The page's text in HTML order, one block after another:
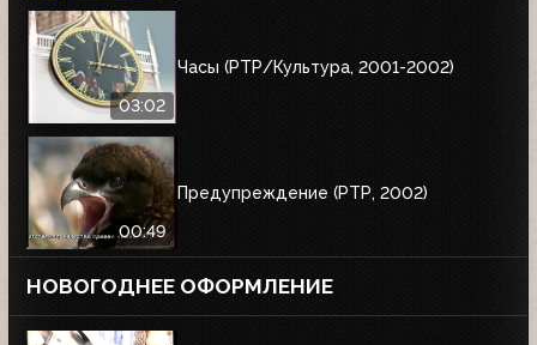
03:02
Часы (РТР/Культура, 2001-2002)
00:49
Предупреждение (РТР, 2002)
НОВОГОДНЕЕ ОФОРМЛЕНИЕ